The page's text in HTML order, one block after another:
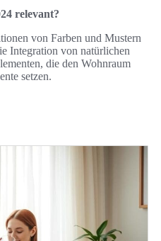
relevant?
von Farben und Mustern
Integration von natürlichen
die den Wohnraum
setzen.